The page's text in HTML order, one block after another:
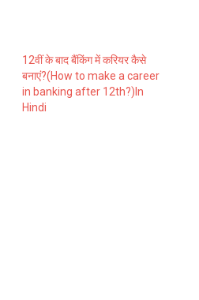
12वीं के बाद बैंकिंग में करियर कैसे
बनाएं?(How to make a career
in banking after 12th?)In
Hindi